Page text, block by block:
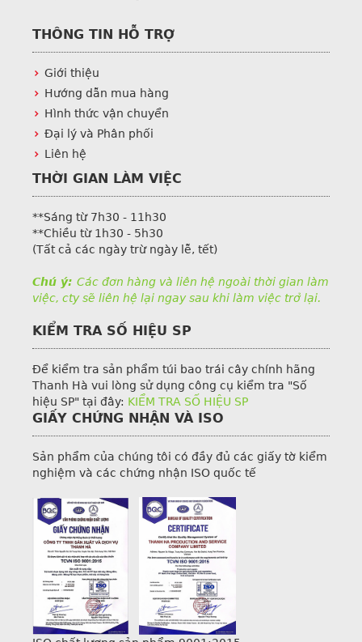
THÔNG TIN HỖ TRỢ
Giới thiệu
Hướng dẫn mua hàng
Hình thức vận chuyển
Đại lý và Phân phối
Liên hệ
THỜI GIAN LÀM VIỆC
**Sáng từ 7h30 - 11h30
**Chiều từ 1h30 - 5h30
(Tất cả các ngày trừ ngày lễ, tết)
Chú ý: Các đơn hàng và liên hệ ngoài thời gian làm
việc, cty sẽ liên hệ lại ngay sau khi làm việc trở lại.
KIỂM TRA SỐ HIỆU SP
Để kiểm tra sản phẩm túi bao trái cây chính hãng
Thanh Hà vui lòng sử dụng công cụ kiểm tra "Số
hiệu SP" tại đây: KIỂM TRA SỐ HIỆU SP
GIẤY CHỨNG NHẬN VÀ ISO
Sản phẩm của chúng tôi có đầy đủ các giấy tờ kiểm
nghiệm và các chứng nhận ISO quốc tế